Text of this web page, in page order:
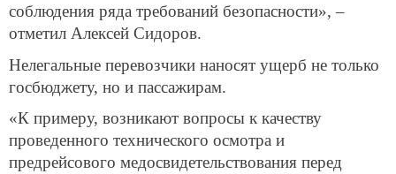
соблюдения ряда требований безопасности», –
отметил Алексей Сидоров.
Нелегальные перевозчики наносят ущерб не только
госбюджету, но и пассажирам.
«К примеру, возникают вопросы к качеству
проведенного технического осмотра и
предрейсового медосвидетельствования перед